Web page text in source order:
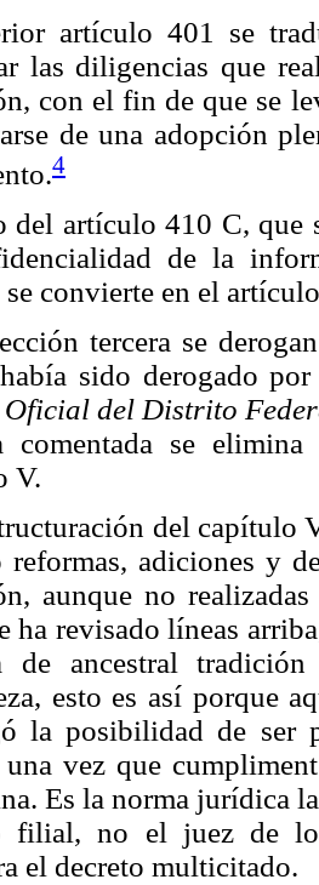
artículo 401 se
las diligencias que
con el fin de que se
de una adopción
4
del artículo 410 C, que
de la
se convierte en el
tercera se
sido derogado
Oficial del Distrito
comentada se
V.
del capítulo
adiciones y
aunque no
ha revisado líneas
de ancestral
esto es así porque
la posibilidad de ser
una vez que
Es la norma jurídica
filial, no el juez de
el decreto multicitado.